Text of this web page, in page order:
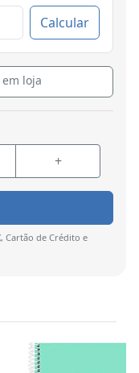
Calcular
loja
+
Cartão de Crédito e